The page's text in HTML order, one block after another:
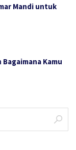
Mandi untuk
Kamu